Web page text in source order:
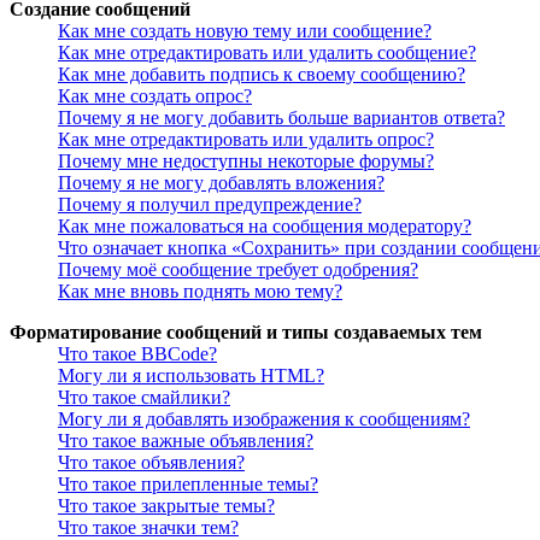
Создание сообщений
Как мне создать новую тему или сообщение?
Как мне отредактировать или удалить сообщение?
Как мне добавить подпись к своему сообщению?
Как мне создать опрос?
Почему я не могу добавить больше вариантов ответа?
Как мне отредактировать или удалить опрос?
Почему мне недоступны некоторые форумы?
Почему я не могу добавлять вложения?
Почему я получил предупреждение?
Как мне пожаловаться на сообщения модератору?
Что означает кнопка «Сохранить» при создании
Почему моё сообщение требует одобрения?
Как мне вновь поднять мою тему?
Форматирование сообщений и типы создаваемых тем
Что такое BBCode?
Могу ли я использовать HTML?
Что такое смайлики?
Могу ли я добавлять изображения к сообщениям?
Что такое важные объявления?
Что такое объявления?
Что такое прилепленные темы?
Что такое закрытые темы?
Что такое значки тем?